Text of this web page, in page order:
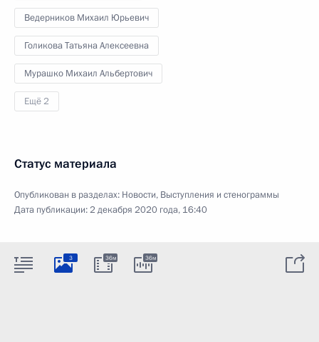
Ведерников Михаил Юрьевич
Голикова Татьяна Алексеевна
Мурашко Михаил Альбертович
Ещё 2
Статус материала
Опубликован в разделах: Новости, Выступления и стенограммы
Дата публикации:2 декабря 2020 года, 16:40
3 36м 36м